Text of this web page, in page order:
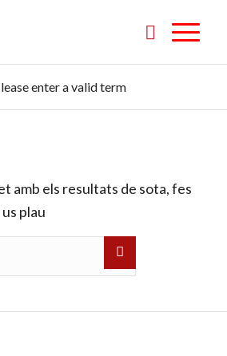
enter a valid term
amb els resultats de sota, fes
plau